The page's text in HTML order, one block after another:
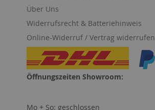
Über Uns
Widerrufsrecht & Batteriehinweis
Online-Widerruf / Vertrag widerrufen
Öffnungszeiten Showroom:
Mo + So: geschlossen